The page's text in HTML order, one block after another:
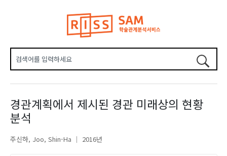
경관계획에서 제시된 경관 미래상의 현황
분석
주신하 Joo, Shin-Ha 2016년